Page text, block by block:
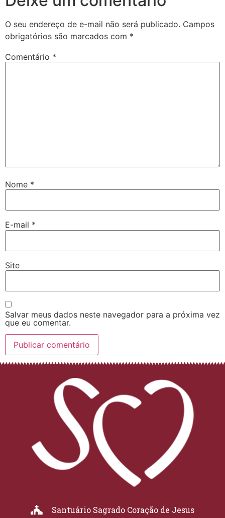
O seu endereço de e-mail não será publicado. Campos
obrigatórios são marcados com *
Comentário *
Nome *
E-mail *
Site
Salvar meus dados neste navegador para a próxima vez
que eu comentar.
Santuário Sagrado Coração de Jesus